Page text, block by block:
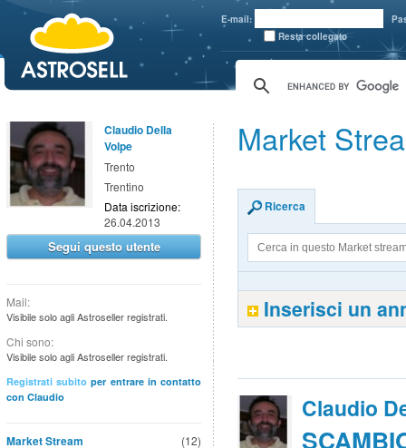
E-mail:
Resta collegato
Claudio Della
Volpe
Trento
Trentino
Data iscrizione:
26.04.2013
Segui questo utente
Mail:
Visibile solo agli Astroseller registrati.
Chi sono:
Visibile solo agli Astroseller registrati.
Registrati subito per entrare in contatto
con Claudio
(12)
Market Stream
Market
Ricerca
Inserisci un
Claudio